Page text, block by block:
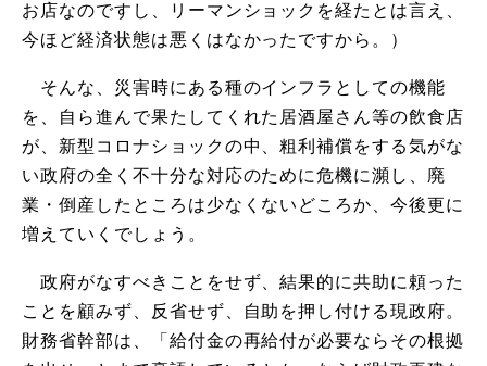
お店なのですし、リーマンショックを経たとは言え、
今ほど経済状態は悪くはなかったですから。）
そんな、災害時にある種のインフラとしての機能
を、自ら進んで果たしてくれた居酒屋さん等の飲食店
が、新型コロナショックの中、粗利補償をする気がな
い政府の全く不十分な対応のために危機に瀕し、廃
業・倒産したところは少なくないどころか、今後更に
増えていくでしょう。
政府がなすべきことをせず、結果的に共助に頼った
ことを顧みず、反省せず、自助を押し付ける現政府。
財務省幹部は、「給付金の再給付が必要ならその根拠